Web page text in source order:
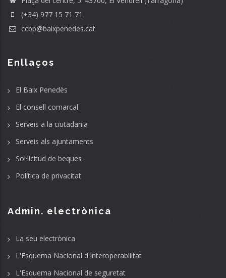
(+34) 977 15 71 71
ccbp@baixpenedes.cat
Enllaços
El Baix Penedès
El consell comarcal
Serveis a la ciutadania
Serveis als ajuntaments
Sol·licitud de beques
Política de privacitat
Admin. electrònica
La seu electrònica
L'Esquema Nacional d'Interoperabilitat
L'Esquema Nacional de seguretat